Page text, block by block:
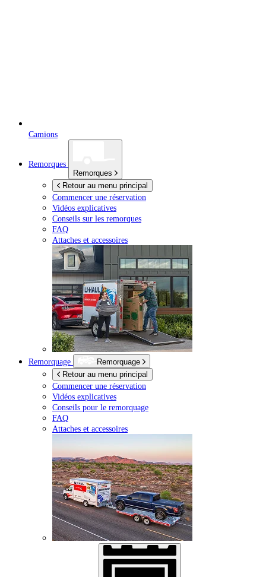
Camions
Remorques
Remorques
Retour au menu principal
Commencer une réservation
Vidéos explicatives
Conseils sur les remorques
FAQ
Attaches et accessoires
Remorquage
Remorquage
Retour au menu principal
Commencer une réservation
Vidéos explicatives
Conseils pour le remorquage
FAQ
Attaches et accessoires